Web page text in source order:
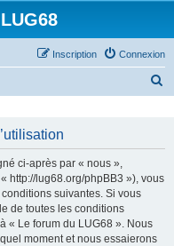
Connexion
Inscription
ci-après par « nous »,
http://lug68.org/phpBB3 »), vous
suivantes. Si vous
de toutes les conditions
« Le forum du LUG68 ». Nous
moment et nous essaierons